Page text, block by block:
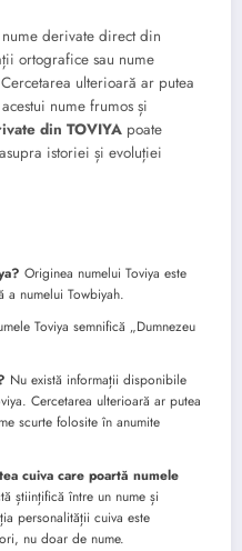
derivate direct din
ortografice sau nume
ulterioară ar putea
nume frumos și
din TOVIYA poate
istoriei și evoluției
Originea numelui Toviya este
numelui Towbiyah.
Toviya semnifică „Dumnezeu
Nu există informații disponibile
Cercetarea ulterioară ar putea
scurte folosite în anumite
cuiva care poartă numele
științifică între un nume și
personalității cuiva este
nu doar de nume.